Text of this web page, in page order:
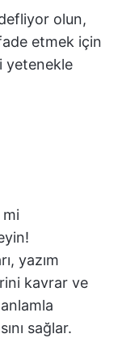
olun,
etmek için
yetenekle
yazım
kavrar ve
sağlar.